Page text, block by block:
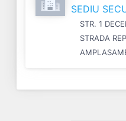
SEDIU
STR. 1
STRADA